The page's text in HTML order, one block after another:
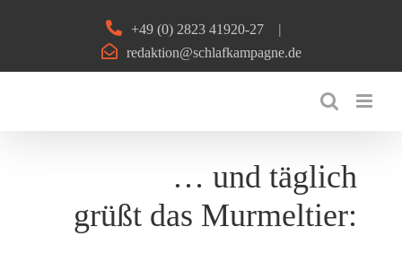
+49 (0) 2823 41920-27
|
redaktion@schlafkampagne.de
… und täglich
grüßt das Murmeltier: